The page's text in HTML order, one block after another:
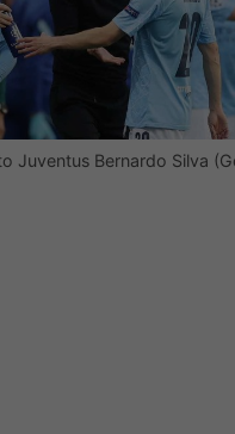
Juventus Bernardo Silva